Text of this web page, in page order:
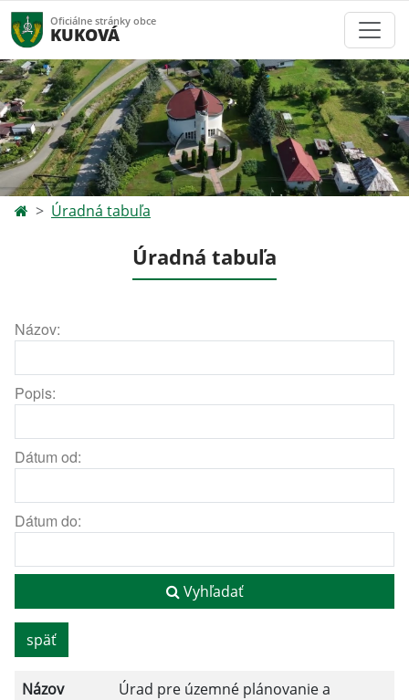
Oficiálne stránky obce
KUKOVÁ
Úradná tabuľa
Úradná tabuľa
Názov:
Popis:
Dátum od:
Dátum do:
Vyhľadať
späť
Názov
Úrad pre územné plánovanie a